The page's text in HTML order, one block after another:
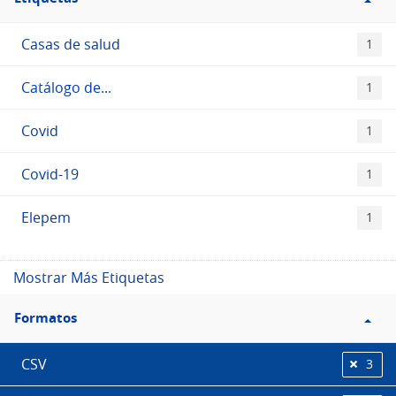
Etiquetas
Casas de salud 1
Catálogo de... 1
Covid 1
Covid-19 1
Elepem 1
Mostrar Más Etiquetas
Filtro
Formatos
Formatos
CSV 3